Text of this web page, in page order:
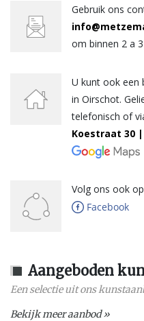
Gebruik ons
om binnen 2 a
U kunt ook een
in Oirschot.
telefonisch of
Koestraat 30 |
Volg ons ook
Aangeboden
Een selectie uit ons
Bekijk meer aanbod »